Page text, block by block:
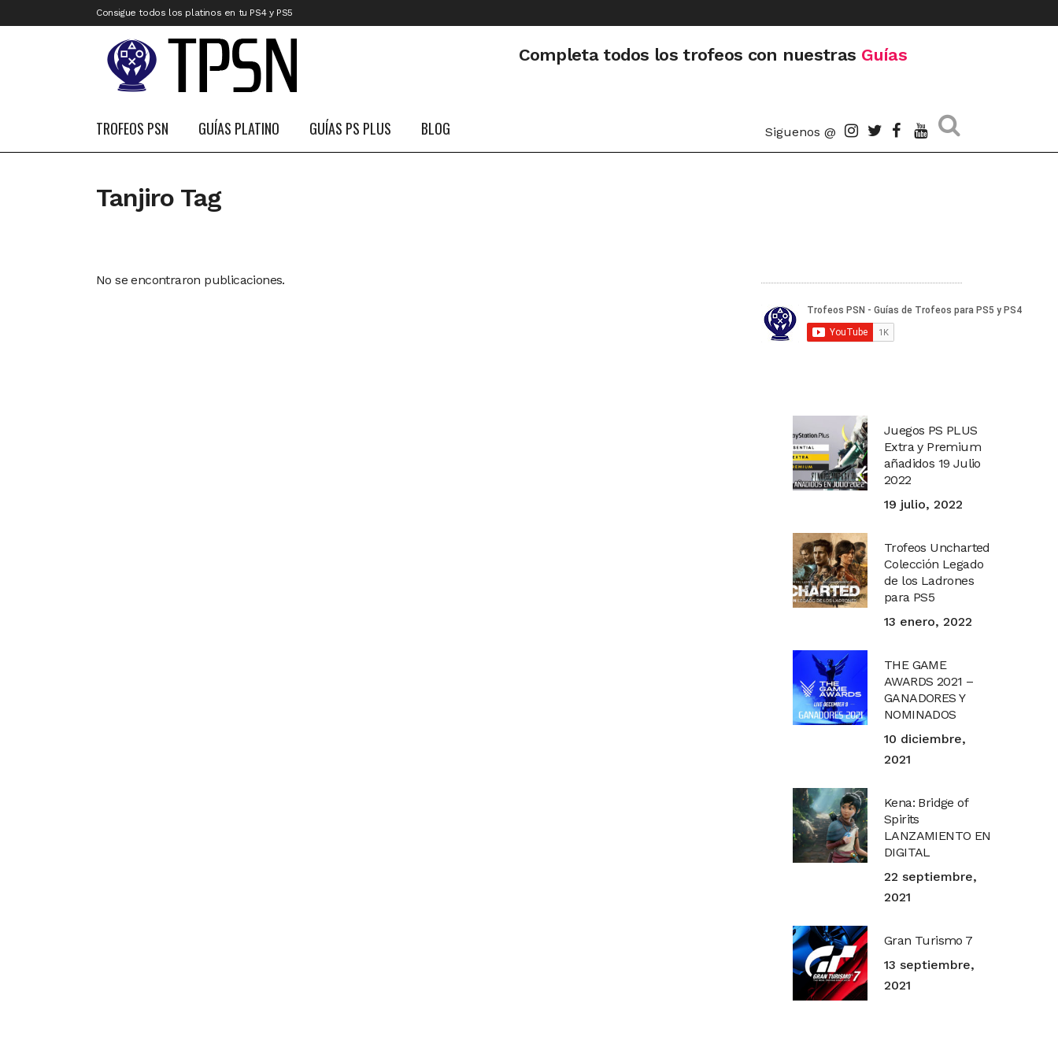
Consigue todos los platinos en tu PS4 y PS5
Completa todos los trofeos con nuestras Guías
TROFEOS PSN GUÍAS PLATINO GUÍAS PS PLUS BLOG Siguenos @
Tanjiro Tag
No se encontraron publicaciones.
Juegos PS PLUS
Extra y Premium
añadidos 19 Julio
2022
19 julio, 2022
Trofeos Uncharted
Colección Legado
de los Ladrones
para PS5
13 enero, 2022
THE GAME
AWARDS 2021 –
GANADORES Y
NOMINADOS
10 diciembre,
2021
Kena: Bridge of
Spirits
LANZAMIENTO EN
DIGITAL
22 septiembre,
2021
Gran Turismo 7
13 septiembre,
2021